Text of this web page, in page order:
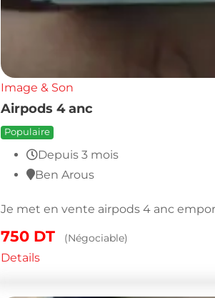
Image & Son
Airpods 4 anc
Populaire
Depuis 3 mois
Ben Arous
Je met en vente airpods 4 anc
750 DT (Négociable)
Details